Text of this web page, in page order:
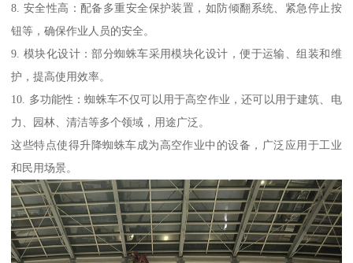
8. 安全性高：配备多重安全保护装置，如防倾翻系统、紧急停止按
钮等，确保作业人员的安全。
9. 模块化设计：部分蜘蛛车采用模块化设计，便于运输、组装和维
护，提高使用效率。
10. 多功能性：蜘蛛车不仅可以用于高空作业，还可以用于建筑、电
力、园林、清洁等多个领域，用途广泛。
这些特点使得升降蜘蛛车成为高空作业中的设备，广泛应用于工业
和民用场景。